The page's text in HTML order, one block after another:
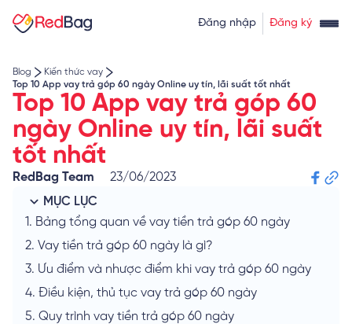
Đăng nhập Đăng ký
Tính lãi vay
Về chúng tôi
Blog
Kiến thức vay
Top 10 App vay trả góp 60 ngày Online uy tín, lãi suất tốt nhất
Top 10 App vay trả góp 60
ngày Online uy tín, lãi suất
tốt nhất
RedBag Team
23/06/2023
MỤC LỤC
1. Bảng tổng quan về vay tiền trả góp 60 ngày
2. Vay tiền trả góp 60 ngày là gì?
3. Ưu điểm và nhược điểm khi vay trả góp 60 ngày
4. Điều kiện, thủ tục vay trả góp 60 ngày
5. Quy trình vay tiền trả góp 60 ngày